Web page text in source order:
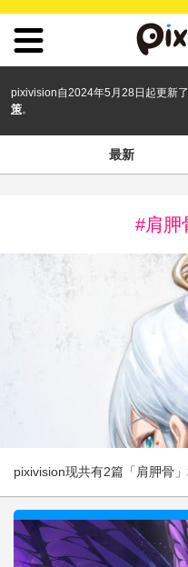
pixivision自2024年5月28日起更新了
策。
最新
#肩胛
pixivision现共有2篇「肩胛骨」